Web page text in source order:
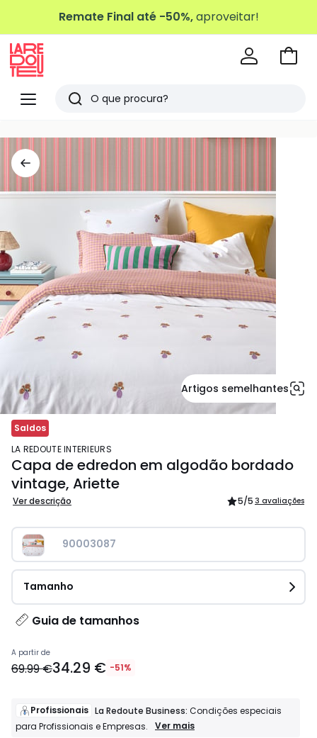
Remate Final até -50%,aproveitar!
Menu
Redoute
Pesquisar
Ir
Artigos semelhantes
Saldos
LA REDOUTE INTERIEURS
Capa de edredon em algodão bordado
vintage, Ariette
Ver descrição 5/5 3 avaliações
90003087
Tamanho
Guia de tamanhos
Preço
a
34.29
€
A partir de
69.99 €34.29 € -51%
Profissionais La Redoute Business: Condições especiais
para Profissionais e Empresas.
Profissionais
Ver mais